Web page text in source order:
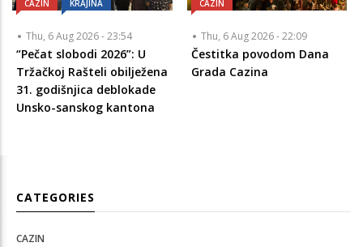
CAZIN KRAJINA
Thu, 6 Aug 2026 - 23:54
“Pečat slobodi 2026”: U
Tržačkoj Rašteli obilježena
31. godišnjica deblokade
Unsko-sanskog kantona
CAZIN
Thu, 6 Aug 2026 - 22:09
Čestitka povodom Dana
Grada Cazina
CATEGORIES
CAZIN